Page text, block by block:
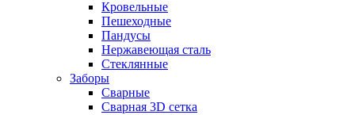
Кровельные
Пешеходные
Пандусы
Нержавеющая сталь
Стеклянные
Заборы
Сварные
Сварная 3D сетка